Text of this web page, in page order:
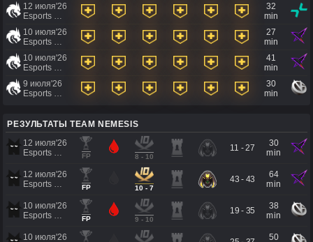
12 июля'26
32
min
10 июля'26
27
min
10 июля'26
41
min
9 июля'26
30
min
РЕЗУЛЬТАТЫ TEAM NEMESIS
12 июля'26
FP 8 - 10
11 - 27
30
min
12 июля'26
FP 10 - 7
43 - 43
64
min
10 июля'26
FP 9 - 10
19 - 35
38
min
10 июля'26
50